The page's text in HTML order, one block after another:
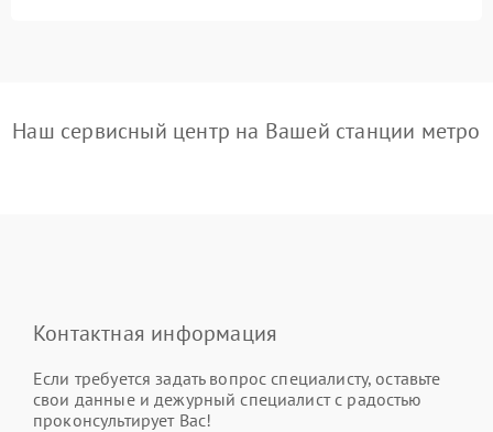
Наш сервисный центр на Вашей станции метро
Контактная информация
Если требуется задать вопрос специалисту, оставьте
свои данные и дежурный специалист с радостью
проконсультирует Вас!